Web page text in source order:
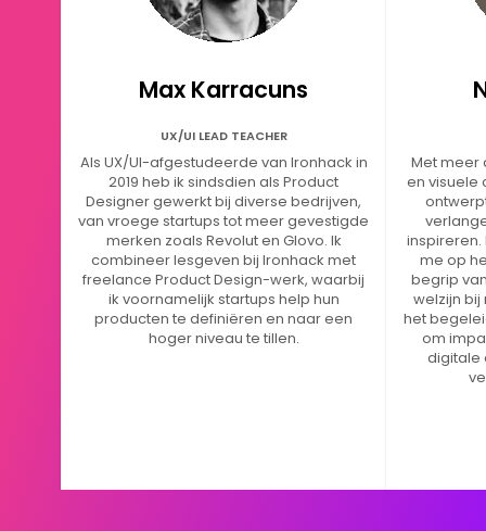
Max Karracuns
UX/UI LEAD TEACHER
Als UX/UI-afgestudeerde van Ironhack in
2019 heb ik sindsdien als Product
Designer gewerkt bij diverse bedrijven,
van vroege startups tot meer gevestigde
merken zoals Revolut en Glovo. Ik
combineer lesgeven bij Ironhack met
freelance Product Design-werk, waarbij
ik voornamelijk startups help hun
producten te definiëren en naar een
hoger niveau te tillen.
Met meer
en visuele
inspireren.
me op
begrip
welzijn bij
het
om
digitale